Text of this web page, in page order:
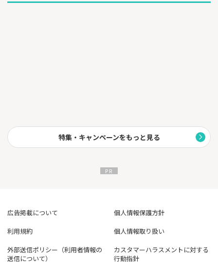
特集・キャンペーンをもっと見る
広告掲載について
個人情報保護方針
利用規約
個人情報取り扱い
外部送信ポリシー（利用者情報の
送信について）
カスタマーハラスメントに対する
行動指針